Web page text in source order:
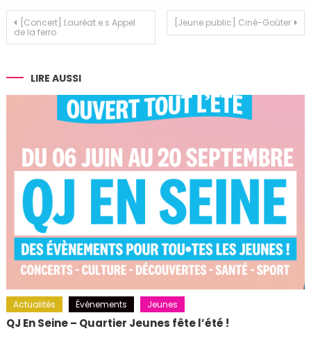
Navigation
de
l’article
[Concert] Lauréat.e.s Appel
de la ferro
[Jeune public] Ciné-Goûter
LIRE AUSSI
Actualités Événements Jeunes
QJ En Seine – Quartier Jeunes fête l’été !